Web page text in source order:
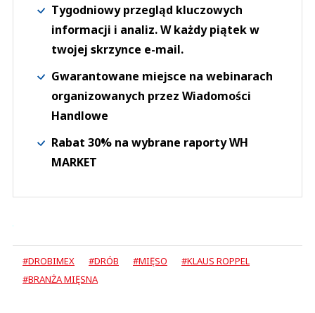
Tygodniowy przegląd kluczowych
informacji i analiz. W każdy piątek w
twojej skrzynce e-mail.
Gwarantowane miejsce na webinarach
organizowanych przez Wiadomości
Handlowe
Rabat 30% na wybrane raporty WH
MARKET
#DROBIMEX #DRÓB #MIĘSO
#KLAUS ROPPEL
#BRANŻA MIĘSNA